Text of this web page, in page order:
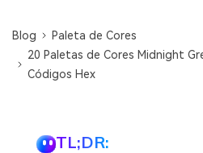
Blog
Paleta de Cores
20 Paletas de Cores Midnight
Códigos Hex
TL;DR: